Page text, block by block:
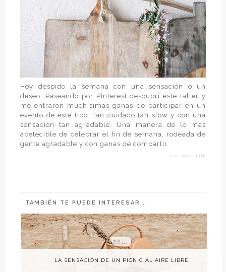
Hoy despido la semana con una sensación o un
deseo. Paseando por Pinterest descubrí este taller y
me entraron muchísimas ganas de participar en un
evento de este tipo. Tan cuidado tan slow y con una
sensación tan agradable. Una manera de lo más
apetecible de celebrar el fin de semana, rodeada de
gente agradable y con ganas de compartir.
vía: localmilk
TAMBIÉN TE PUEDE INTERESAR...
LA SENSACIÓN DE UN PICNIC AL AIRE LIBRE